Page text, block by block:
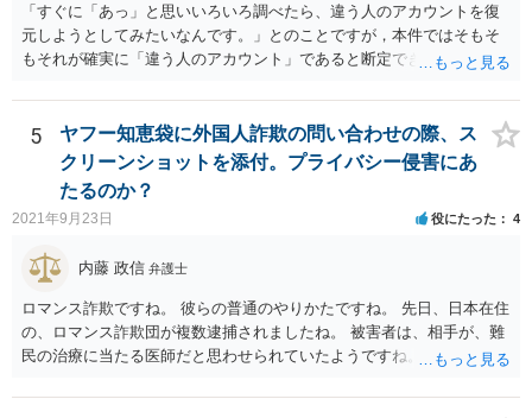
「すぐに「あっ」と思いいろいろ調べたら、違う人のアカウントを復
元しようとしてみたいなんです。」とのことですが，本件ではそもそ
もそれが確実に「違う人のアカウント」であると断定できていません
できません。余計な心配でしょう。
5
ヤフー知恵袋に外国人詐欺の問い合わせの際、ス
クリーンショットを添付。プライバシー侵害にあ
たるのか？
2021年9月23日 役にたった 4
内藤 政信 弁護士
ロマンス詐欺ですね。 彼らの普通のやりかたですね。 先日、日本在住
の、ロマンス詐欺団が複数逮捕されましたね。 被害者は、相手が、難
民の治療に当たる医師だと思わせられていたようですね。